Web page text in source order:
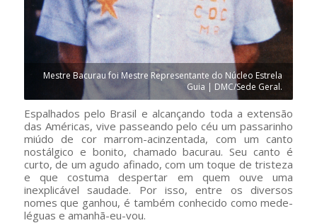
Mestre Bacurau foi Mestre Representante do Núcleo Estrela
Guia | DMC/Sede Geral.
Espalhados pelo Brasil e alcançando toda a extensão
das Américas, vive passeando pelo céu um passarinho
miúdo de cor marrom-acinzentada, com um canto
nostálgico e bonito, chamado bacurau. Seu canto é
curto, de um agudo afinado, com um toque de tristeza
e que costuma despertar em quem ouve uma
inexplicável saudade. Por isso, entre os diversos
nomes que ganhou, é também conhecido como mede-
léguas e amanhã-eu-vou.